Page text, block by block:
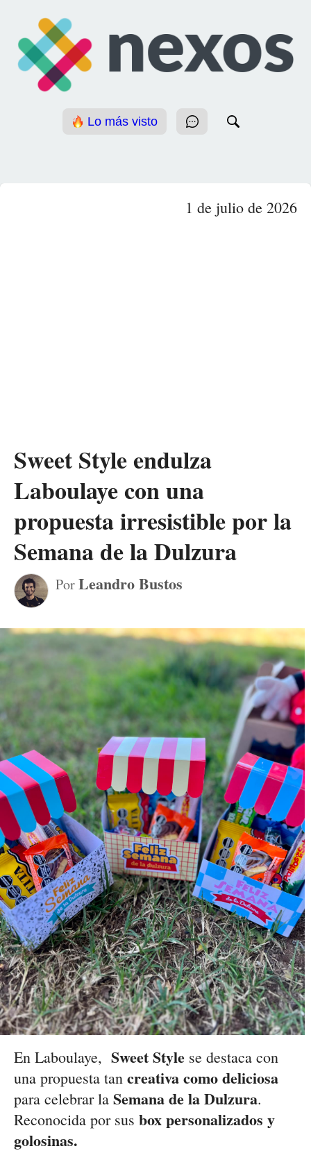
Lo más visto
1 de julio de 2026
Sweet Style endulza
Laboulaye con una
propuesta irresistible por la
Semana de la Dulzura
PorLeandro Bustos
En Laboulaye, Sweet Style se destaca con
una propuesta tan creativa como deliciosa
para celebrar la Semana de la Dulzura.
Reconocida por sus box personalizados y
golosinas.